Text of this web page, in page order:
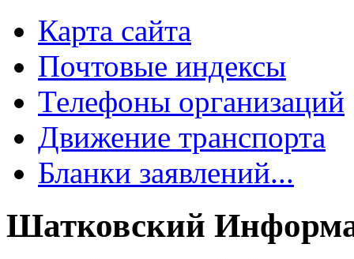
Карта сайта
Почтовые индексы
Телефоны организаций
Движение транспорта
Бланки заявлений...
Шатковский